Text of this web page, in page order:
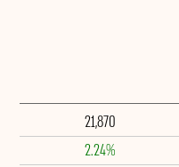
21,870
2.24%